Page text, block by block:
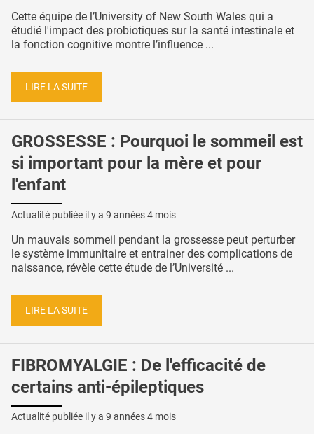
Cette équipe de l’University of New South Wales qui a
étudié l'impact des probiotiques sur la santé intestinale et
la fonction cognitive montre l’influence ...
LIRE LA SUITE
GROSSESSE : Pourquoi le sommeil est
si important pour la mère et pour
l'enfant
Actualité publiée il y a 9 années 4 mois
Un mauvais sommeil pendant la grossesse peut perturber
le système immunitaire et entrainer des complications de
naissance, révèle cette étude de l’Université ...
LIRE LA SUITE
FIBROMYALGIE : De l'efficacité de
certains anti-épileptiques
Actualité publiée il y a 9 années 4 mois